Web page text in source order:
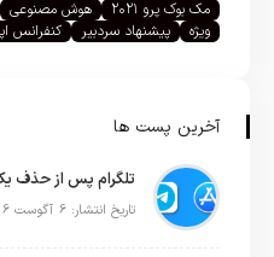
مک بوک پرو ۲۰۲۱
هوش مصنوعی
ویژه
پیشنهاد سردبیر کنفرانس
آخرین پست ها
تلگرام پس از حذف
تاریخ انتشار: 6 آگوست 2026